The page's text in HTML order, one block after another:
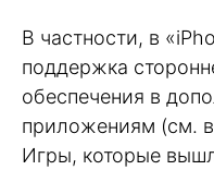
В частности, в
поддержка
обеспечения в
приложениям (см.
Игры, которые